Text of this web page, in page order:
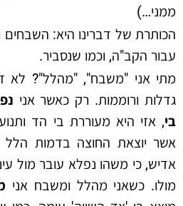
ממני…)
הכותרת של דברינו היא: השבחים
עבור הקב"ה, וכמו שנסביר.
מתי אני "משבח", "מהלל"? לא
גדלות ורוממות. רק כאשר אני
בי, אזי היא מעוררת בי הד
אשר יוצאת החוצה בדמות הלל
אדיש, כי משהו נפלא עובר מול
מולו. כשאני מהלל ומשבח אני